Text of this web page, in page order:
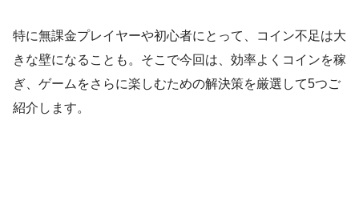
特に無課金プレイヤーや初心者にとって、コイン不足は大
きな壁になることも。そこで今回は、効率よくコインを稼
ぎ、ゲームをさらに楽しむための解決策を厳選して5つご
紹介します。